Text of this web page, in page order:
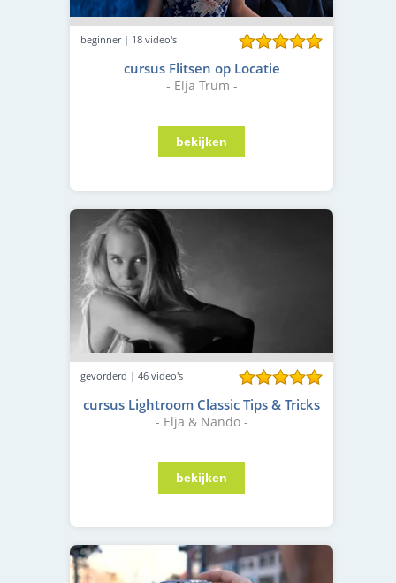
beginner | 18 video's
cursus Flitsen op Locatie
- Elja Trum -
gevorderd | 46 video's
cursus Lightroom Classic Tips & Tricks
- Elja & Nando -